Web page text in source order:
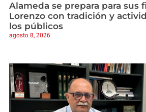
Alameda se prepara para sus
Lorenzo con tradición y
los públicos
agosto 8, 2026